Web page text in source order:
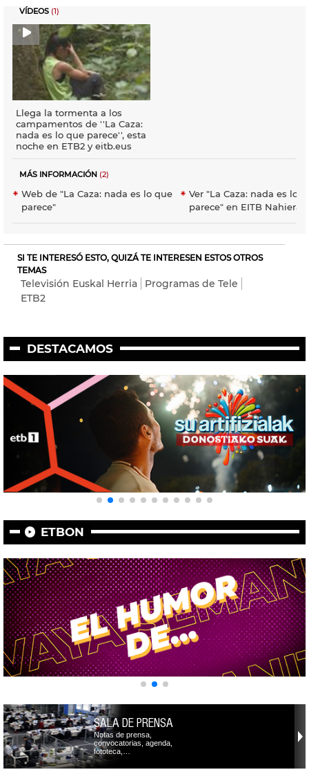
VÍDEOS (1)
Llega la tormenta a los
campamentos de ''La Caza:
nada es lo que parece'', esta
noche en ETB2 y eitb.eus
MÁS INFORMACIÓN (2)
Web de "La Caza: nada es lo que
parece"
Ver "La Caza: nada es lo
parece" en EITB Nahieran
SI TE INTERESÓ ESTO, QUIZÁ TE INTERESEN ESTOS OTROS
TEMAS
Televisión Euskal Herria
Programas de Tele
ETB2
DESTACAMOS
ETBON
SALA DE PRENSA
Notas de prensa,
convocatorias, agenda,
fototeca,…